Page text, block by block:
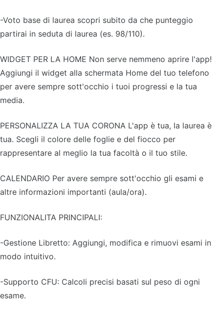
-Voto base di laurea scopri subito da che punteggio
partirai in seduta di laurea (es. 98/110).
WIDGET PER LA HOME Non serve nemmeno aprire l'app!
Aggiungi il widget alla schermata Home del tuo telefono
per avere sempre sott'occhio i tuoi progressi e la tua
media.
PERSONALIZZA LA TUA CORONA L'app è tua, la laurea è
tua. Scegli il colore delle foglie e del fiocco per
rappresentare al meglio la tua facoltà o il tuo stile.
CALENDARIO Per avere sempre sott'occhio gli esami e
altre informazioni importanti (aula/ora).
FUNZIONALITA PRINCIPALI:
-Gestione Libretto: Aggiungi, modifica e rimuovi esami in
modo intuitivo.
-Supporto CFU: Calcoli precisi basati sul peso di ogni
esame.